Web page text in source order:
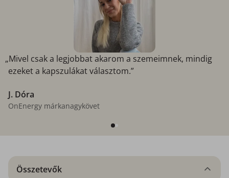
„Mivel csak a legjobbat akarom a szemeimnek, mindig
ezeket a kapszulákat választom.”
J. Dóra
OnEnergy márkanagykövet
Összetevők